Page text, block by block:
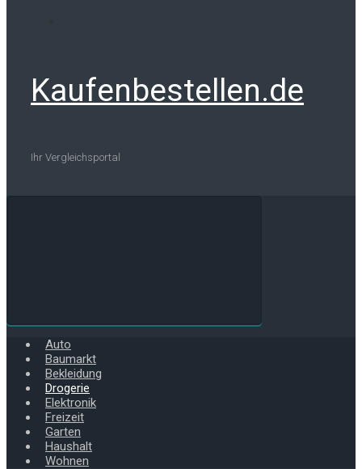
Kaufenbestellen.de
Ihr Vergleichsportal
Auto
Baumarkt
Bekleidung
Drogerie
Elektronik
Freizeit
Garten
Haushalt
Wohnen